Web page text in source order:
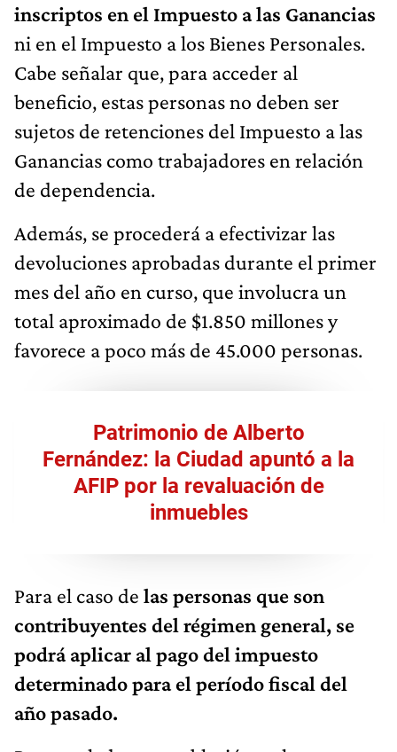
inscriptos en el Impuesto a las Ganancias
ni en el Impuesto a los Bienes Personales.
Cabe señalar que, para acceder al
beneficio, estas personas no deben ser
sujetos de retenciones del Impuesto a las
Ganancias como trabajadores en relación
de dependencia.
Además, se procederá a efectivizar las
devoluciones aprobadas durante el primer
mes del año en curso, que involucra un
total aproximado de $1.850 millones y
favorece a poco más de 45.000 personas.
Patrimonio de Alberto
Fernández: la Ciudad apuntó a la
AFIP por la revaluación de
inmuebles
Para el caso de las personas que son
contribuyentes del régimen general, se
podrá aplicar al pago del impuesto
determinado para el período fiscal del
año pasado.